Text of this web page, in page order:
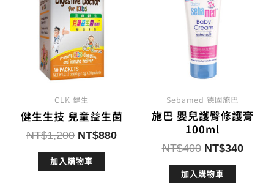
CLK 健生
健生生技 兒童益生菌
NT$1,200 原
價
NT$880目
加入購物車
Sebamed 德國施巴
施巴 嬰兒護臀修護膏
100ml
NT$400 原
價
NT$340目
加入購物車